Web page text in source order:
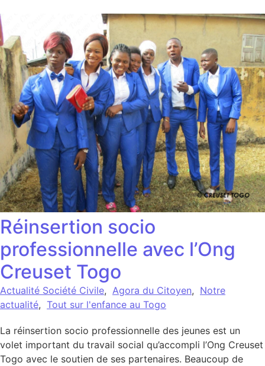
Réinsertion socio
professionnelle avec l’Ong
Creuset Togo
Actualité Société Civile, Agora du Citoyen, Notre
actualité, Tout sur l'enfance au Togo
La réinsertion socio professionnelle des jeunes est un
volet important du travail social qu’accompli l’Ong Creuset
Togo avec le soutien de ses partenaires. Beaucoup de